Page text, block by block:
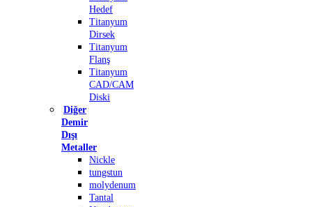
Hedef
Titanyum
Dirsek
Titanyum
Flanş
Titanyum
CAD/CAM
Diski
Diğer
Demir
Dışı
Metaller
Nickle
tungstun
molydenum
Tantal